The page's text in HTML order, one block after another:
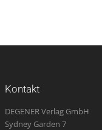
Kontakt
DEGENER Verlag GmbH
Sydney Garden 7